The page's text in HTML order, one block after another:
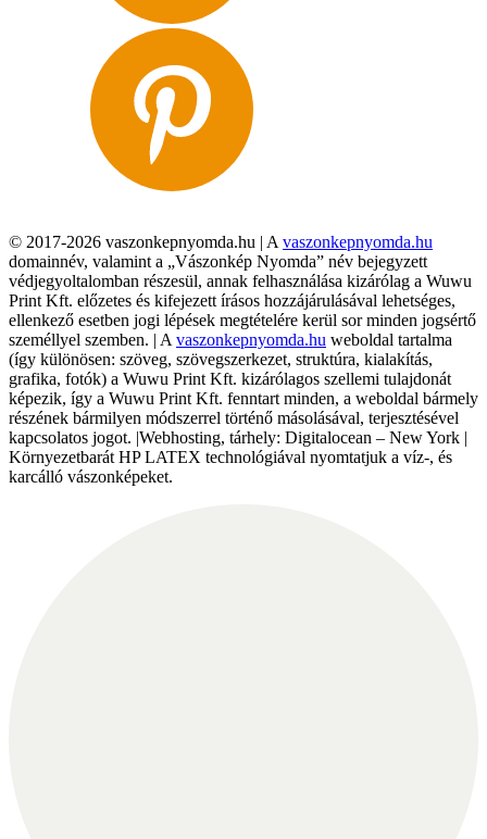
© 2017-2026 vaszonkepnyomda.hu | A vaszonkepnyomda.hu
domainnév, valamint a „Vászonkép Nyomda” név bejegyzett
védjegyoltalomban részesül, annak felhasználása kizárólag a Wuwu
Print Kft. előzetes és kifejezett írásos hozzájárulásával lehetséges,
ellenkező esetben jogi lépések megtételére kerül sor minden jogsértő
személlyel szemben. | A vaszonkepnyomda.hu weboldal tartalma
(így különösen: szöveg, szövegszerkezet, struktúra, kialakítás,
grafika, fotók) a Wuwu Print Kft. kizárólagos szellemi tulajdonát
képezik, így a Wuwu Print Kft. fenntart minden, a weboldal bármely
részének bármilyen módszerrel történő másolásával, terjesztésével
kapcsolatos jogot. |Webhosting, tárhely: Digitalocean – New York |
Környezetbarát HP LATEX technológiával nyomtatjuk a víz-, és
karcálló vászonképeket.